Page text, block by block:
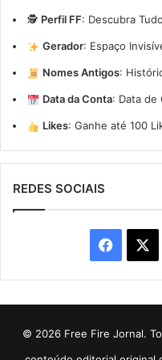
🕵️ Perfil FF: Descubra
Gerador: Espaço
Nomes Antigos:
Data da Conta: Data de
Likes: Ganhe até 100
REDES SOCIAIS
© 2026 Free Fire Jornal.